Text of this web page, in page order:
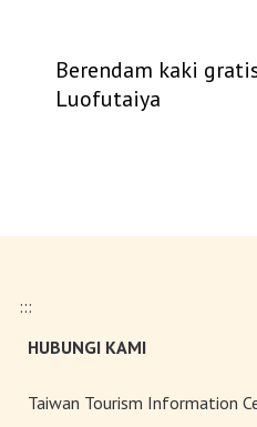
Berendam kaki
Luofutaiya
:::
HUBUNGI KAMI
Taiwan Tourism Information